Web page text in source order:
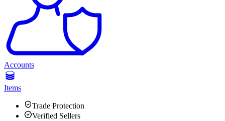
Accounts
Items
Trade Protection
Verified Sellers